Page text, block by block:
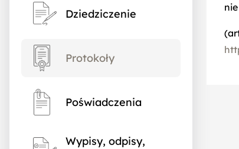
Dziedziczenie
Protokoły
Poświadczenia
Wypisy, odpisy,